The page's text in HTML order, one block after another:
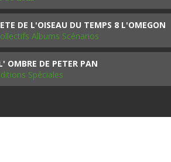
DE L'OISEAU DU TEMPS 8 L'OMEGON
Albums Scénarios
OMBRE DE PETER PAN
Spéciales